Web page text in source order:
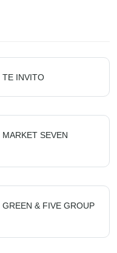
TE INVITO
MARKET SEVEN
GREEN & FIVE GROUP